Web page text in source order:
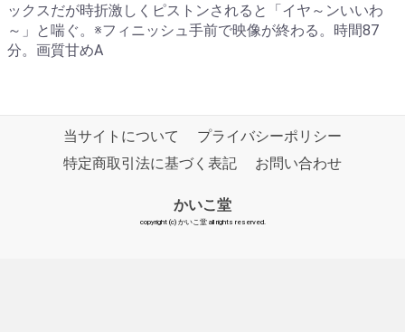
ックスだが時折激しくピストンされると「イヤ～ンいいわ
～」と喘ぐ。※フィニッシュ手前で映像が終わる。時間87
分。画質甘めA
当サイトについて
プライバシーポリシー
特定商取引法に基づく表記
お問い合わせ
かいこ堂
copyright (c) かいこ堂 all rights reserved.